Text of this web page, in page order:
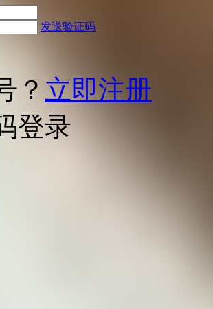
发送验证码
？ 立即注册
登录